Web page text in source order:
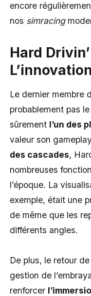
encore
nos simracing
Hard
Le dernier membre
probablement pas
sûrement l’un des
valeur son
des cascades,
nombreuses
l’époque. La
exemple, était une
de même que les
différents angles.
De plus, le retour
gestion de
renforcer